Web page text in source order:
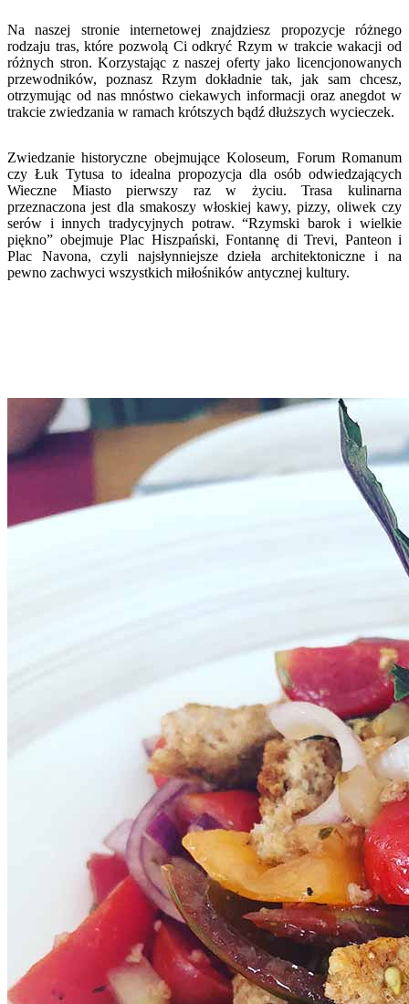
Na naszej stronie internetowej znajdziesz propozycje różnego
rodzaju tras, które pozwolą Ci odkryć Rzym w trakcie wakacji od
różnych stron. Korzystając z naszej oferty jako licencjonowanych
przewodników, poznasz Rzym dokładnie tak, jak sam chcesz,
otrzymując od nas mnóstwo ciekawych informacji oraz anegdot w
trakcie zwiedzania w ramach krótszych bądź dłuższych wycieczek.
Zwiedzanie historyczne obejmujące Koloseum, Forum Romanum
czy Łuk Tytusa to idealna propozycja dla osób odwiedzających
Wieczne Miasto pierwszy raz w życiu. Trasa kulinarna
przeznaczona jest dla smakoszy włoskiej kawy, pizzy, oliwek czy
serów i innych tradycyjnych potraw. “Rzymski barok i wielkie
piękno” obejmuje Plac Hiszpański, Fontannę di Trevi, Panteon i
Plac Navona, czyli najsłynniejsze dzieła architektoniczne i na
pewno zachwyci wszystkich miłośników antycznej kultury.